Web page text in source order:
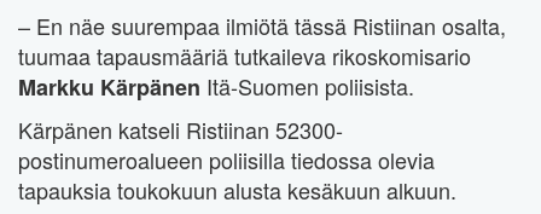
– En näe suurempaa ilmiötä tässä Ristiinan osalta,
tuumaa tapausmääriä tutkaileva rikoskomisario
Markku Kärpänen Itä-Suomen poliisista.
Kärpänen katseli Ristiinan 52300-
postinumeroalueen poliisilla tiedossa olevia
tapauksia toukokuun alusta kesäkuun alkuun.